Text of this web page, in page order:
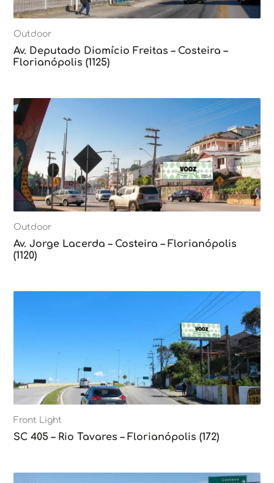
Outdoor
Av. Deputado Diomício Freitas – Costeira –
Florianópolis (1125)
Outdoor
Av. Jorge Lacerda – Costeira – Florianópolis
(1120)
Front Light
SC 405 – Rio Tavares – Florianópolis (172)